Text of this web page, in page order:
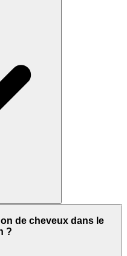
de cheveux dans le
?